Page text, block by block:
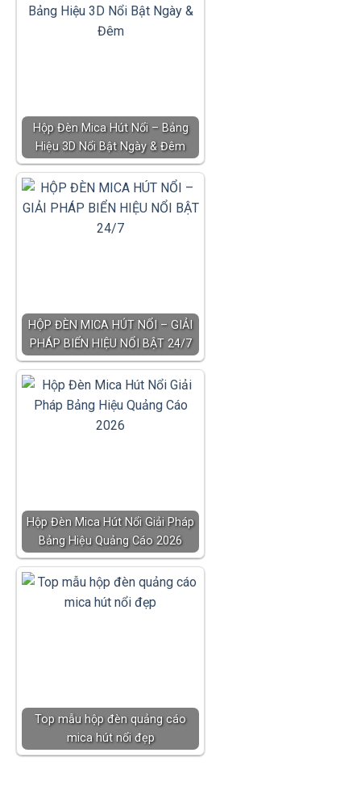
Hộp Đèn Mica Hút Nổi – Bảng
Hiệu 3D Nổi Bật Ngày & Đêm
HỘP ĐÈN MICA HÚT NỔI – GIẢI
PHÁP BIỂN HIỆU NỔI BẬT 24/7
Hộp Đèn Mica Hút Nổi Giải Pháp
Bảng Hiệu Quảng Cáo 2026
Top mẫu hộp đèn quảng cáo
mica hút nổi đẹp